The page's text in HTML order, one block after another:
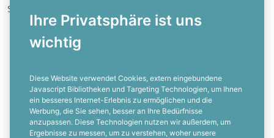
Ihre Privatsphäre ist uns
wichtig
Diese Website verwendet Cookies, extern eingebundene
Javascript Bibliotheken und Targeting Technologien, um Ihnen
ein besseres Internet-Erlebnis zu ermöglichen und die
Werbung, die Sie sehen, besser an Ihre Bedürfnisse
anzupassen. Diese Technologien nutzen wir außerdem, um
Ergebnisse zu messen, um zu verstehen, woher unsere
Startseite
Glitter Rentier in Goldoptik
Weihnachtskarte für Firmen mit